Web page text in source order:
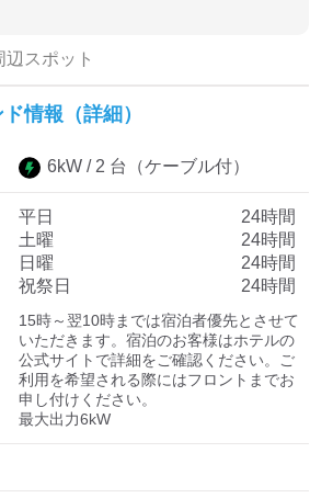
表示
ーを表示
日産ディーラーを表示
-20kW-以上
辺スポット
情報（詳細）
6kW / 2 台 （ケーブル付）
平日
24時間
土曜
24時間
日曜
24時間
祝祭日
24時間
15時～翌10時までは宿泊者優先とさせて
いただきます。宿泊のお客様はホテルの
公式サイトで詳細をご確認ください。ご
利用を希望される際にはフロントまでお
申し付けください。
最大出力6kW